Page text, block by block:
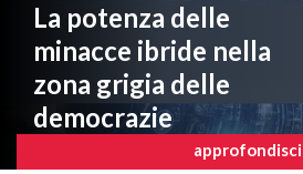
La potenza delle
minacce ibride nella
zona grigia delle
democrazie
approfondisci